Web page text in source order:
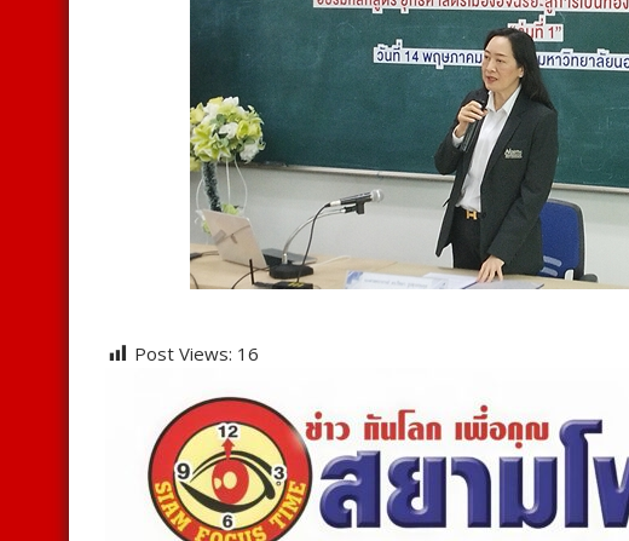
Post Views: 16